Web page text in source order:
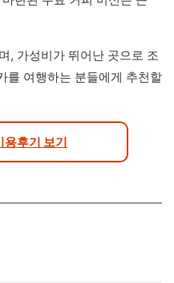
, 가성비가 뛰어난 곳으로 조
를 여행하는 분들에게 추천할
용후기 보기